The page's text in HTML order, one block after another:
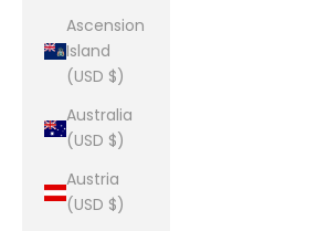
Ascension
Island
(USD $)
Australia
(USD $)
Austria
(USD $)